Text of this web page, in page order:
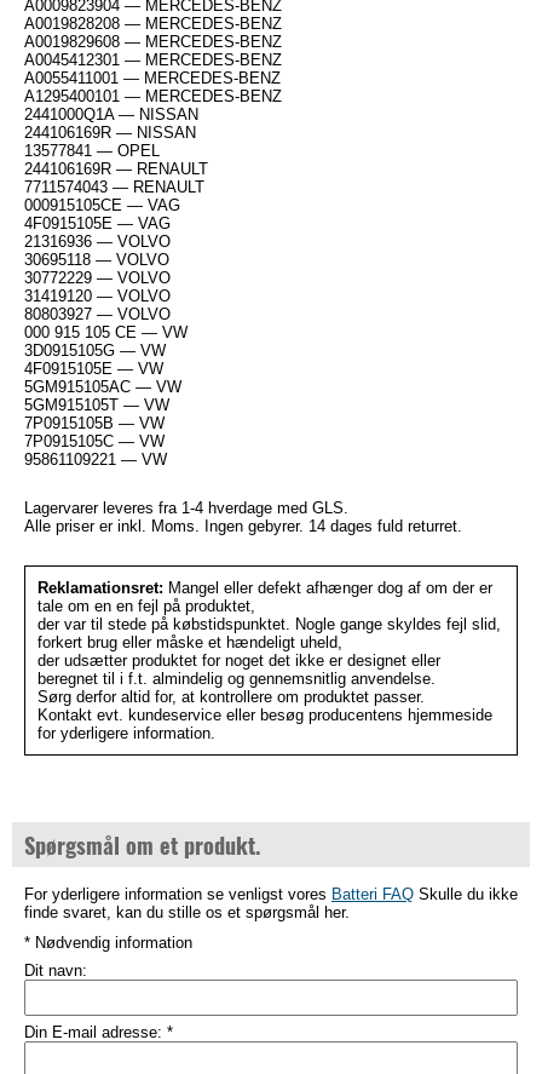
A0009823904 — MERCEDES-BENZ
A0019828208 — MERCEDES-BENZ
A0019829608 — MERCEDES-BENZ
A0045412301 — MERCEDES-BENZ
A0055411001 — MERCEDES-BENZ
A1295400101 — MERCEDES-BENZ
2441000Q1A — NISSAN
244106169R — NISSAN
13577841 — OPEL
244106169R — RENAULT
7711574043 — RENAULT
000915105CE — VAG
4F0915105E — VAG
21316936 — VOLVO
30695118 — VOLVO
30772229 — VOLVO
31419120 — VOLVO
80803927 — VOLVO
000 915 105 CE — VW
3D0915105G — VW
4F0915105E — VW
5GM915105AC — VW
5GM915105T — VW
7P0915105B — VW
7P0915105C — VW
95861109221 — VW
Lagervarer leveres fra 1-4 hverdage med GLS.
Alle priser er inkl. Moms. Ingen gebyrer. 14 dages fuld returret.
Reklamationsret: Mangel eller defekt afhænger dog af om der er
tale om en en fejl på produktet,
der var til stede på købstidspunktet. Nogle gange skyldes fejl slid,
forkert brug eller måske et hændeligt uheld,
der udsætter produktet for noget det ikke er designet eller
beregnet til i f.t. almindelig og gennemsnitlig anvendelse.
Sørg derfor altid for, at kontrollere om produktet passer.
Kontakt evt. kundeservice eller besøg producentens hjemmeside
for yderligere information.
Spørgsmål om et produkt.
For yderligere information se venligst vores Batteri FAQ Skulle du ikke
finde svaret, kan du stille os et spørgsmål her.
* Nødvendig information
Dit navn:
Din E-mail adresse: *